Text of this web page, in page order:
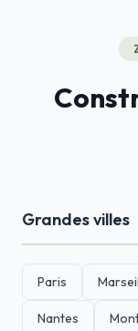
Grandes villes
Paris
Nantes